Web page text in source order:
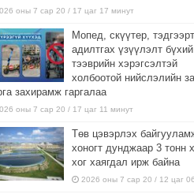
оны 7 сар 20 / 17 цаг 17 минут
Мопед, скүүтер,
адилтгах үзүүлэлт бүхий
тээврийн хэрэгсэлтэй
холбоотой нийслэлийн
захирамж гаргалаа
оны 7 сар 20 / 17 цаг 11 минут
Төв цэвэрлэх
хоногт дунджаар 3 тонн
хог хаягдал ирж байна
2026 оны 7 сар 20 / 12 цаг